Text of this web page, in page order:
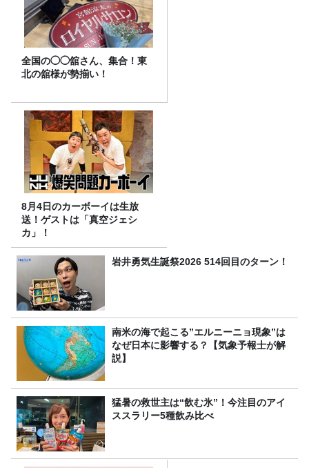
全国の◯◯舘さん、集合！東
北の舘様が勢揃い！
8月4日のカーボーイは生放
送！ゲストは「真空ジェシ
カ」！
岩井勇気生誕祭2026 514回目のターン！
南米の海で起こる”エルニーニョ現象”は
なぜ日本に影響する？【気象予報士が解
説】
猛暑の救世主は“飲む氷”！今注目のアイ
ススラリー5種飲み比べ